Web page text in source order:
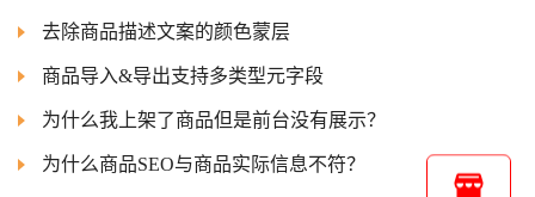
去除商品描述文案的颜色蒙层
商品导入&导出支持多类型元字段
为什么我上架了商品但是前台没有展示？
为什么商品SEO与商品实际信息不符？